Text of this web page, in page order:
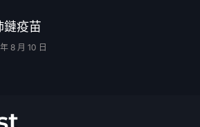
鏈疫苗
8 月 10 日